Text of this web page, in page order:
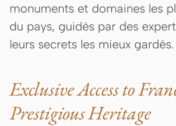
monuments et domaines les
du pays, guidés par des
leurs secrets les mieux gardés.
Exclusive Access to
Prestigious Heritage